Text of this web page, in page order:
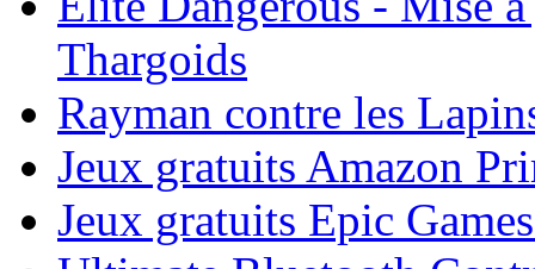
Thargoids
Rayman contre les
Jeux gratuits Amazon
Jeux gratuits Epic